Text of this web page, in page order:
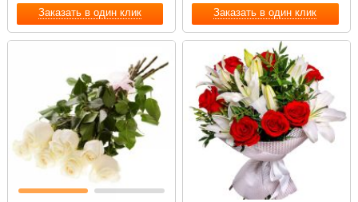
Заказать в один клик Заказать в один клик